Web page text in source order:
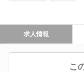
求人情報
こ